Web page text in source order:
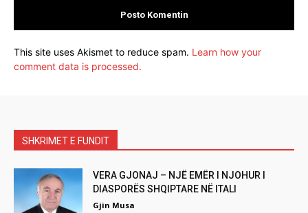
This site uses Akismet to reduce spam. Learn how your
comment data is processed.
SHKRIMET E FUNDIT
VERA GJONAJ – NJË EMËR I NJOHUR I
DIASPORËS SHQIPTARE NË ITALI
Gjin Musa